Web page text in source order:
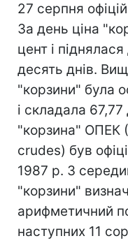
27 серпня
За день ціна
цент і
десять днів.
"корзини" була
і складала
"корзина" ОПЕК
crudes) був
1987 р. З
"корзини"
арифметичний
наступних 11